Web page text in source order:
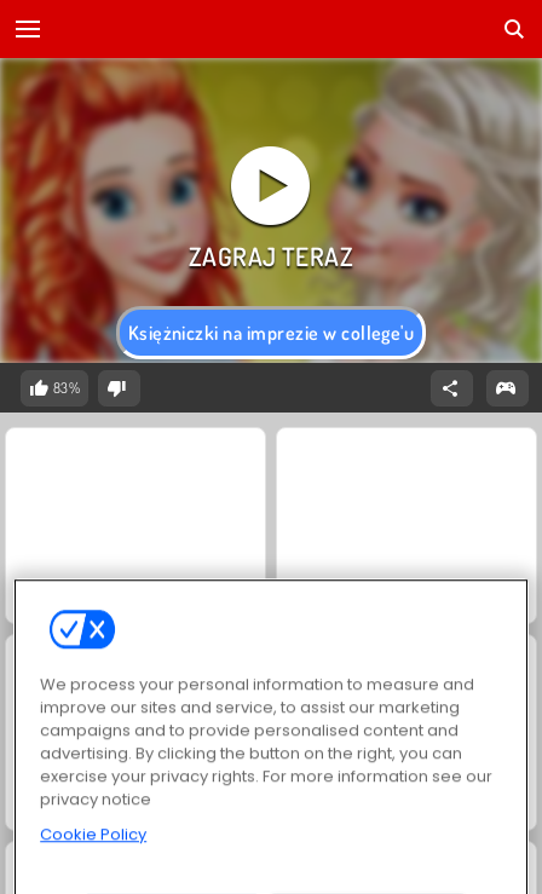
Księżniczki na imprezie w college'u
83%
Pierwsza impreza: Styl księżniczki
We process your personal information to measure and
improve our sites and service, to assist our marketing
campaigns and to provide personalised content and
advertising. By clicking the button on the right, you can
exercise your privacy rights. For more information see our
privacy notice
Cookie Policy